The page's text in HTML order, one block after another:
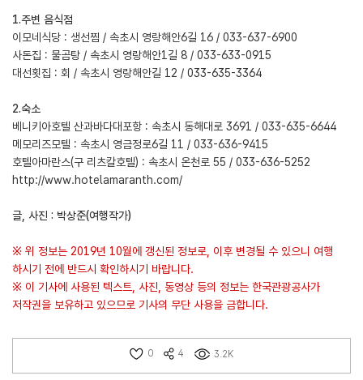
1.주변 음식점
이모네식당 : 생선찜 / 속초시 영랑해안6길 16 / 033-637-6900
사돈집 : 물곰탕 / 속초시 영랑해안1길 8 / 033-633-0915
대선횟집 : 회 / 속초시 영랑해안길 12 / 033-635-3364
2.숙소
베니키아호텔 산과바다대포항 : 속초시 동해대로 3691 / 033-635-6644
메모리즈모텔 : 속초시 영금정로6길 11 / 033-636-9415
호텔아마란스(구 리츠칼호텔) : 속초시 온천로 55 / 033-636-5252
http://www.hotelamaranth.com/
글, 사진 : 박상준(여행작가)
※ 위 정보는 2019년 10월에 갱신된 정보로, 이후 변경될 수 있으니 여행
하시기 전에 반드시 확인하시기 바랍니다.
※ 이 기사에 사용된 텍스트, 사진, 동영상 등의 정보는 한국관광공사가
저작권을 보유하고 있으므로 기사의 무단 사용을 금합니다.
0 4 3.2K